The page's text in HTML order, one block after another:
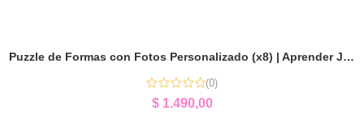
Puzzle de Formas con Fotos Personalizado (x8) | Aprender Jugando
(0)
$1.490,00